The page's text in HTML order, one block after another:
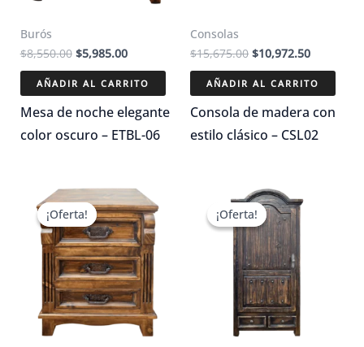
Burós
$8,550.00 El
original
era:
$8,550.00.
$5,985.00El
actual
es:
$5,985.00.
AÑADIR AL CARRITO
Mesa de noche elegante
color oscuro – ETBL-06
Consolas
$15,675.00 El
original
era:
$15,675.00.
$10,972.50El
actual
es:
AÑADIR AL CARRITO
Consola de madera con
estilo clásico – CSL02
¡Oferta!
¡Oferta! ¡Oferta!
¡Oferta!